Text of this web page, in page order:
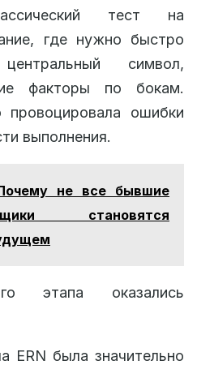
тест на
где нужно быстро
символ,
факторы по бокам.
провоцировала ошибки
выполнения.
не все бывшие
становятся
этапа оказались
ERN была значительно